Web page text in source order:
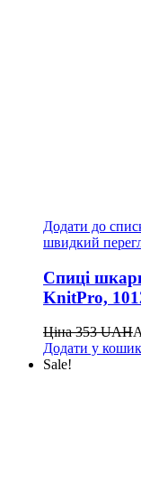
Додати до
швидкий
Спиці
KnitPro,
Ціна353UAH
Додати у кошик
Sale!